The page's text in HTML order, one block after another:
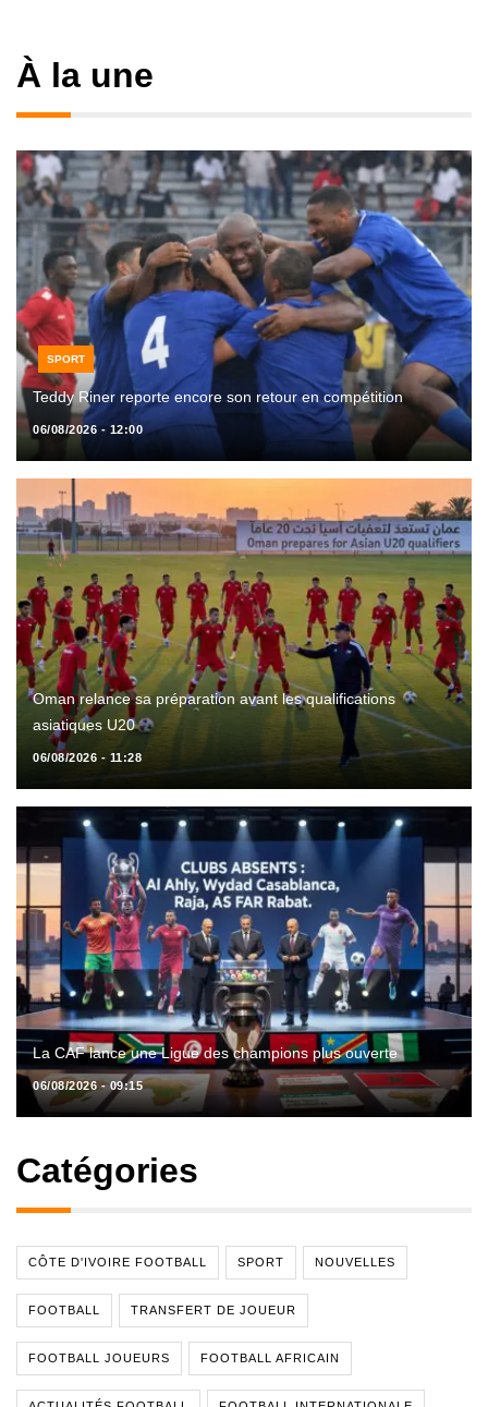
À la une
SPORT
Teddy Riner reporte encore son retour en compétition
06/08/2026 - 12:00
Oman relance sa préparation avant les qualifications
asiatiques U20
06/08/2026 - 11:28
La CAF lance une Ligue des champions plus ouverte
06/08/2026 - 09:15
Catégories
CÔTE D'IVOIRE FOOTBALL SPORT NOUVELLES
FOOTBALL TRANSFERT DE JOUEUR
FOOTBALL JOUEURS FOOTBALL AFRICAIN